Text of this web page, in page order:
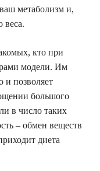
метаболизм и,
веса.
кто при
модели. Им
и позволяет
большого
в число таких
– обмен веществ
диета